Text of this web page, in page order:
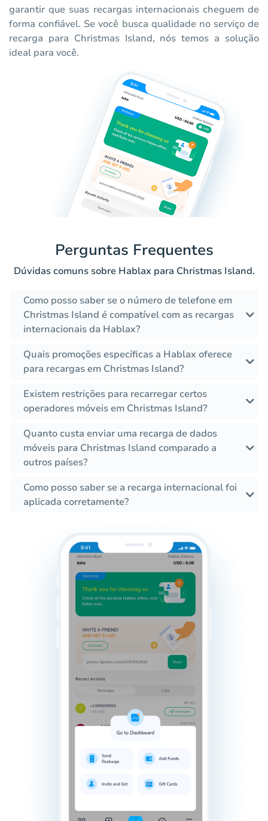
garantir que suas recargas internacionais cheguem de
forma confiável. Se você busca qualidade no serviço de
recarga para Christmas Island, nós temos a solução
ideal para você.
Perguntas Frequentes
Dúvidas comuns sobre Hablax para Christmas Island.
Como posso saber se o número de telefone em
Christmas Island é compatível com as recargas
internacionais da Hablax?
Quais promoções específicas a Hablax oferece
para recargas em Christmas Island?
Existem restrições para recarregar certos
operadores móveis em Christmas Island?
Quanto custa enviar uma recarga de dados
móveis para Christmas Island comparado a
outros países?
Como posso saber se a recarga internacional foi
aplicada corretamente?